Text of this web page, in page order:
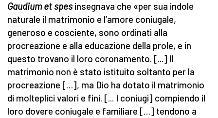
Gaudium et spes insegnava che «per sua indole
naturale il matrimonio e l’amore coniugale,
generoso e cosciente, sono ordinati alla
procreazione e alla educazione della prole, e in
questo trovano il loro coronamento. [...] Il
matrimonio non è stato istituito soltanto per la
procreazione […], ma Dio ha dotato il matrimonio
di molteplici valori e fini. [... I coniugi] compiendo il
loro dovere coniugale e familiare […] tendono a